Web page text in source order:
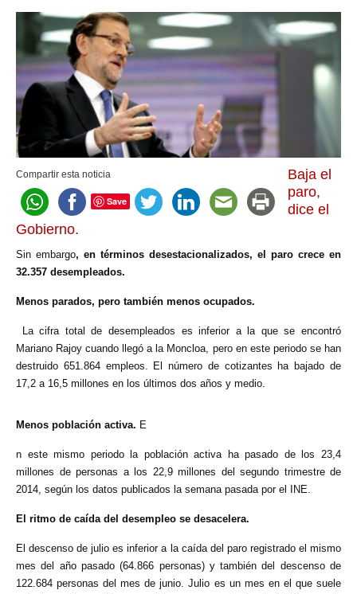
Compartir esta noticia
Save
Baja el
paro,
dice el
Gobierno.
Sin embargo, en términos desestacionalizados, el paro crece en
32.357 desempleados.
Menos parados, pero también menos ocupados.
La cifra total de desempleados es inferior a la que se encontró
Mariano Rajoy cuando llegó a la Moncloa, pero en este periodo se han
destruido 651.864 empleos. El número de cotizantes ha bajado de
17,2 a 16,5 millones en los últimos dos años y medio.
Menos población activa. E
n este mismo periodo la población activa ha pasado de los 23,4
millones de personas a los 22,9 millones del segundo trimestre de
2014, según los datos publicados la semana pasada por el INE.
El ritmo de caída del desempleo se desacelera.
El descenso de julio es inferior a la caída del paro registrado el mismo
mes del año pasado (64.866 personas) y también del descenso de
122.684 personas del mes de junio. Julio es un mes en el que suele